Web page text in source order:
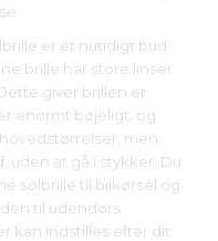
er et nutidigt bud
brille har store linser
giver brillen er
enormt bøjeligt, og
men
uden at gå i stykker. Du
solbrille til bilkørsel og
til udendørs
kan indstilles efter dit